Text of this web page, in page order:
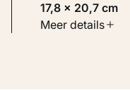
17,8 × 20,7 cm
Soort werk
Meer details